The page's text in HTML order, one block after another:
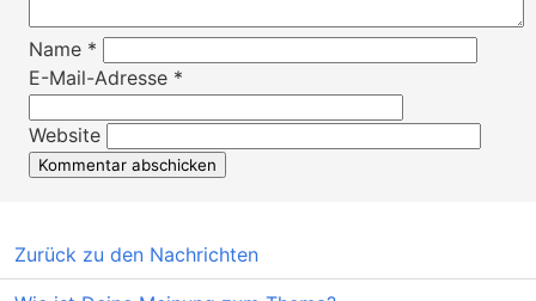
Name *
E-Mail-Adresse *
Website
Zurück zu den Nachrichten